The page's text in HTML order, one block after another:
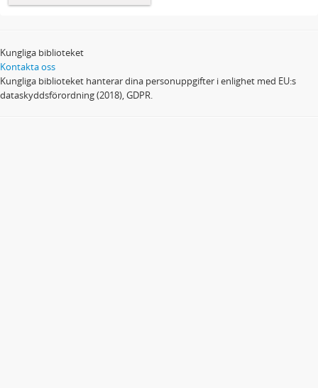
Kungliga biblioteket
Kontakta oss
Kungliga biblioteket hanterar dina personuppgifter i enlighet med EU:s
dataskyddsförordning (2018), GDPR.